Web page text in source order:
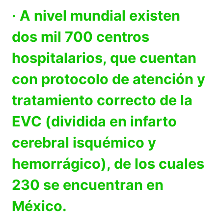
· A nivel mundial existen
dos mil 700 centros
hospitalarios, que cuentan
con protocolo de atención y
tratamiento correcto de la
EVC (dividida en infarto
cerebral isquémico y
hemorrágico), de los cuales
230 se encuentran en
México.